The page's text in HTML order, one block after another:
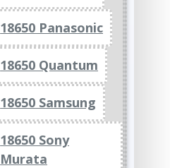
18650 Panasonic
18650 Quantum
18650 Samsung
18650 Sony
Murata